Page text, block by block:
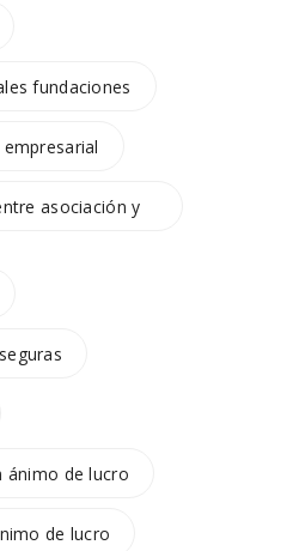
fundaciones
asociación y
ánimo de lucro
de lucro